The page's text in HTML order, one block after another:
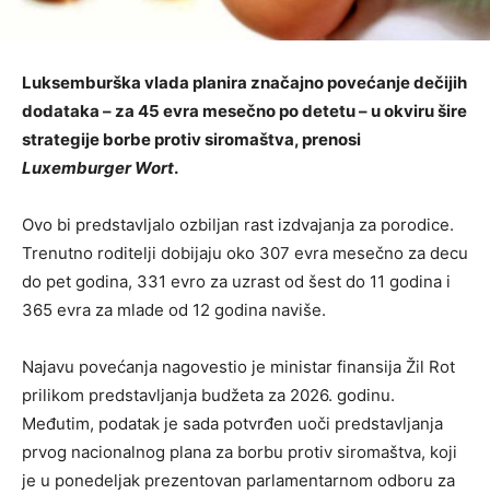
Luksemburška vlada planira značajno povećanje dečijih
dodataka – za 45 evra mesečno po detetu – u okviru šire
strategije borbe protiv siromaštva, prenosi
Luxemburger Wort.
Ovo bi predstavljalo ozbiljan rast izdvajanja za porodice.
Trenutno roditelji dobijaju oko 307 evra mesečno za decu
do pet godina, 331 evro za uzrast od šest do 11 godina i
365 evra za mlade od 12 godina naviše.
Najavu povećanja nagovestio je ministar finansija Žil Rot
prilikom predstavljanja budžeta za 2026. godinu.
Međutim, podatak je sada potvrđen uoči predstavljanja
prvog nacionalnog plana za borbu protiv siromaštva, koji
je u ponedeljak prezentovan parlamentarnom odboru za